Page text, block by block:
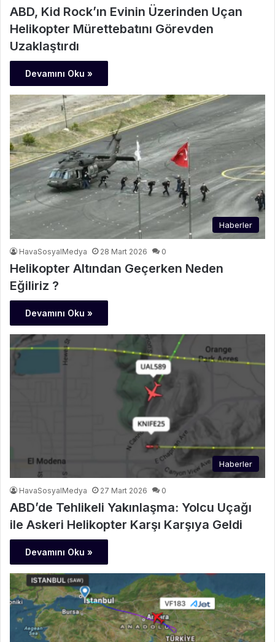
ABD, Kid Rock’ın Evinin Üzerinden Uçan
Helikopter Mürettebatını Görevden
Uzaklaştırdı
Devamını Oku »
Haberler
HavaSosyalMedya 28 Mart 2026 0
Helikopter Altından Geçerken Neden
Eğiliriz ?
Devamını Oku »
Haberler
HavaSosyalMedya 27 Mart 2026 0
ABD’de Tehlikeli Yakınlaşma: Yolcu Uçağı
ile Askeri Helikopter Karşı Karşıya Geldi
Devamını Oku »